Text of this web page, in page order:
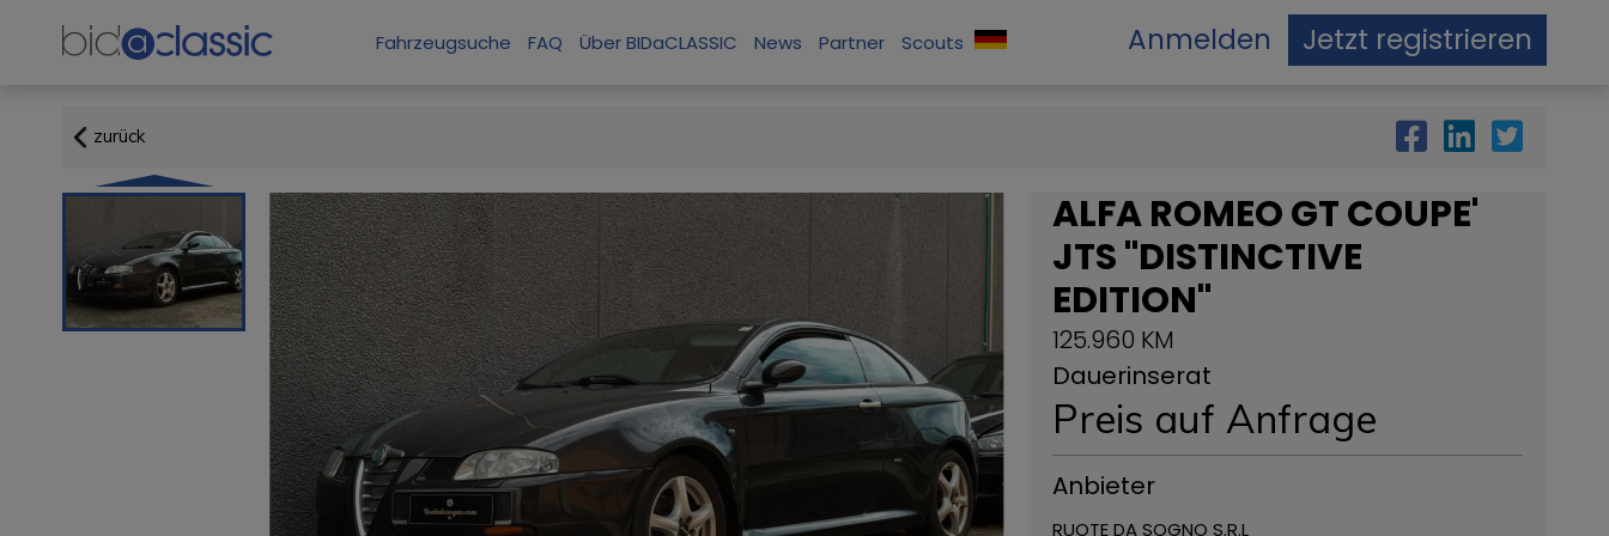
Fahrzeugsuche FAQ Über BIDaCLASSIC News Partner Scouts Anmelden Jetzt registrieren
zurück
ALFA ROMEO GT COUPE'
JTS "DISTINCTIVE
EDITION"
125.960 KM
Dauerinserat
Preis auf Anfrage
Anbieter
RUOTE DA SOGNO S.R.L